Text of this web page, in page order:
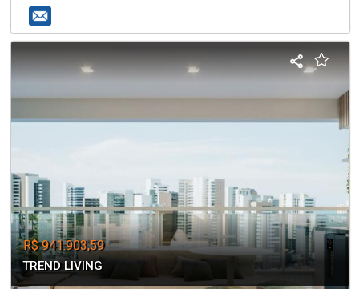
R$ 941.903,59
TREND LIVING